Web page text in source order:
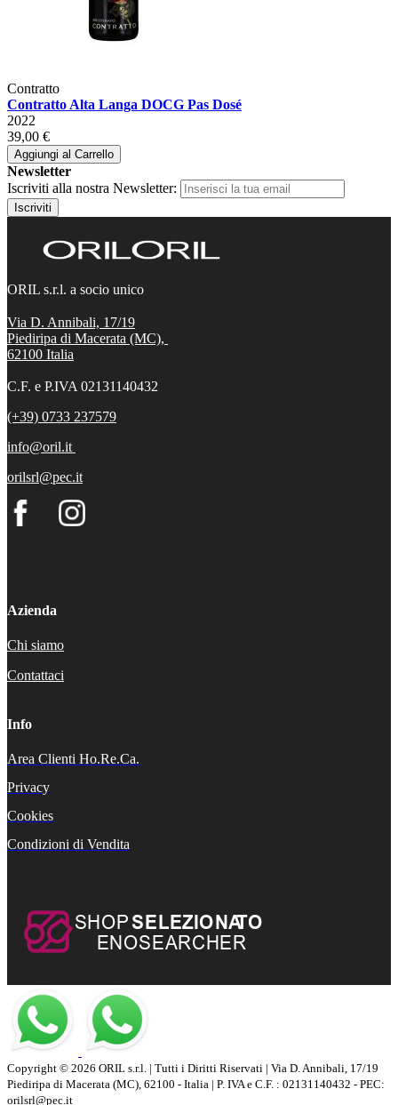
Contratto
Contratto Alta Langa DOCG Pas Dosé
2022
39,00 €
Aggiungi al Carrello
Newsletter
Iscriviti alla nostra Newsletter:
Iscriviti
ORIL s.r.l. a socio unico
Via D. Annibali, 17/19
Piediripa di Macerata (MC),
62100 Italia
C.F. e P.IVA 02131140432
(+39) 0733 237579
info@oril.it
orilsrl@pec.it
Azienda
Chi siamo
Contattaci
Info
Area Clienti Ho.Re.Ca.
Privacy
Cookies
Condizioni di Vendita
Copyright © 2026 ORIL s.r.l. | Tutti i Diritti Riservati | Via D. Annibali, 17/19
Piediripa di Macerata (MC), 62100 - Italia | P. IVA e C.F. : 02131140432 - PEC:
orilsrl@pec.it